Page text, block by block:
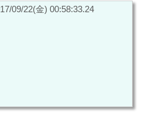
09/22(金) 00:58:33.24